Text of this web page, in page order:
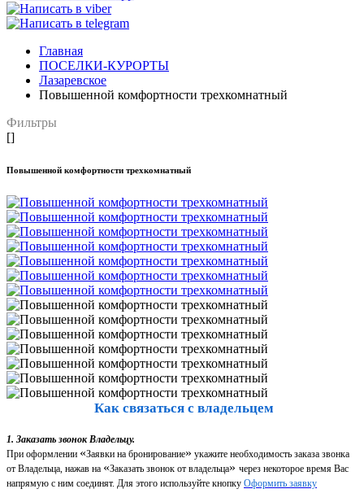
Главная
ПОСЕЛКИ-КУРОРТЫ
Лазаревское
Повышенной комфортности трехкомнатный
Фильтры
[]
Повышенной комфортности трехкомнатный
Как связаться с владельцем
1. Заказать звонок Владельцу.
При оформлении «Заявки на бронирование» укажите необходимость заказа звонка
от Владельца, нажав на «Заказать звонок от владельца» через некоторое время Вас
напрямую с ним соединят. Для этого используйте кнопку Оформить заявку